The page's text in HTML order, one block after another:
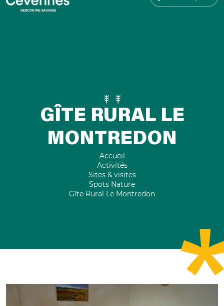
GÎTE RURAL LE
MONTREDON
Accueil
Activités
Sites & visites
Spots Nature
Gîte Rural Le Montredon